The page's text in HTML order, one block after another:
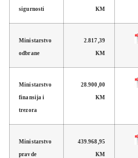
sigurnosti KM
Ministarstvo
odbrane
2.817,39
KM
Ministarstvo
finansija i
trezora
28.900,00
KM
Ministarstvo
pravde
439.968,95
KM